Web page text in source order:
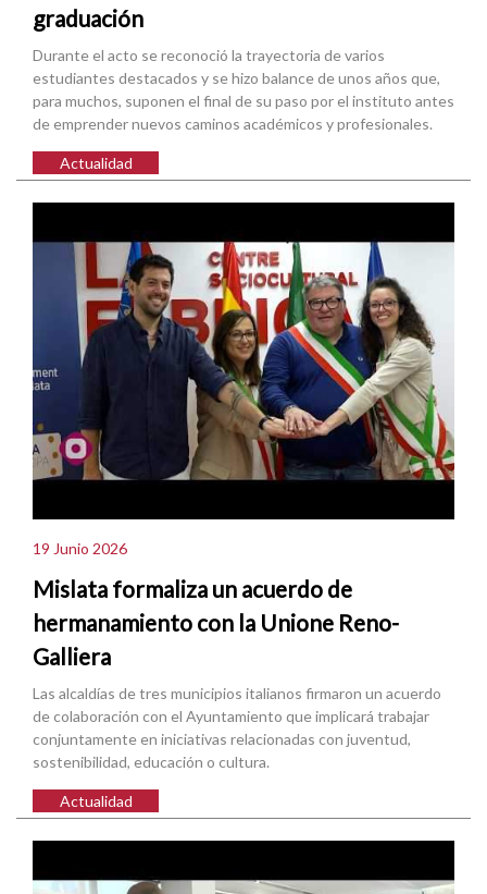
graduación
Durante el acto se reconoció la trayectoria de varios
estudiantes destacados y se hizo balance de unos años que,
para muchos, suponen el final de su paso por el instituto antes
de emprender nuevos caminos académicos y profesionales.
Actualidad
19 Junio 2026
Mislata formaliza un acuerdo de
hermanamiento con la Unione Reno-
Galliera
Las alcaldías de tres municipios italianos firmaron un acuerdo
de colaboración con el Ayuntamiento que implicará trabajar
conjuntamente en iniciativas relacionadas con juventud,
sostenibilidad, educación o cultura.
Actualidad